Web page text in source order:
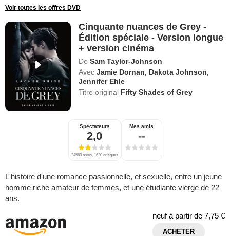
Voir toutes les offres DVD
Cinquante nuances de Grey -
Édition spéciale - Version longue
+ version cinéma
De Sam Taylor-Johnson
Avec Jamie Dornan Dakota Johnson
Jennifer Ehle
Titre original Fifty Shades of Grey
Spectateurs
2,0
24560 notes, 1620 critiques
Mes amis
--
L'histoire d'une romance passionnelle, et sexuelle, entre un jeune
homme riche amateur de femmes, et une étudiante vierge de 22
ans.
neuf à partir de 7,75 €
ACHETER